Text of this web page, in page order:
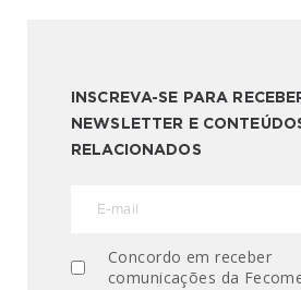
INSCREVA-SE PARA
NEWSLETTER E
RELACIONADOS
Concordo em receber
comunicações da